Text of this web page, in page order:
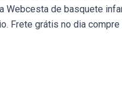
Webcesta de basquete
Frete grátis no dia compre